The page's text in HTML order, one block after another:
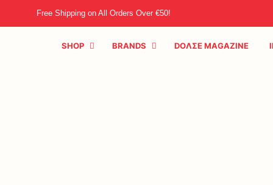
Free Shipping on All Orders Over €50!
SHOP BRANDS DOΛΣE MAGAZINE